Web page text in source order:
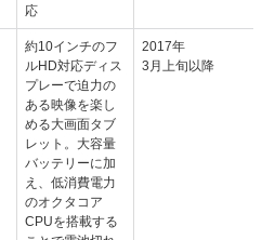
応
約10インチのフ
ルHD対応ディス
プレーで迫力の
ある映像を楽し
める大画面タブ
レット。大容量
バッテリーに加
え、低消費電力
のオクタコア
CPUを搭載する
2017年
3月上旬以降